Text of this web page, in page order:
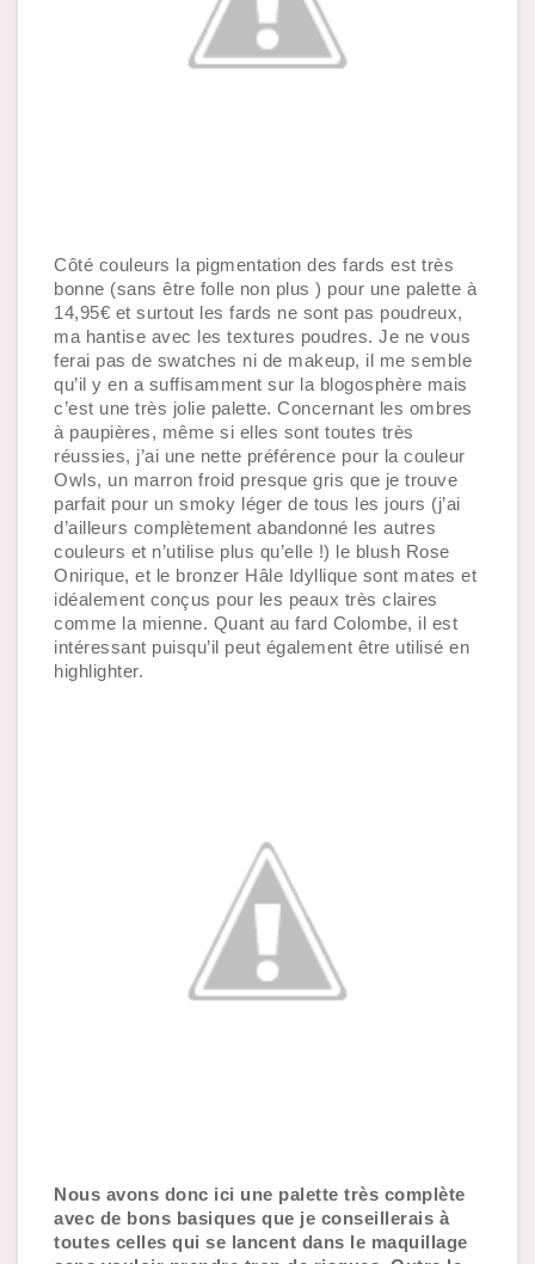
Côté couleurs la pigmentation des fards est très
bonne (sans être folle non plus ) pour une palette à
14,95€ et surtout les fards ne sont pas poudreux,
ma hantise avec les textures poudres. Je ne vous
ferai pas de swatches ni de makeup, il me semble
qu’il y en a suffisamment sur la blogosphère mais
c’est une très jolie palette. Concernant les ombres
à paupières, même si elles sont toutes très
réussies, j’ai une nette préférence pour la couleur
Owls, un marron froid presque gris que je trouve
parfait pour un smoky léger de tous les jours (j’ai
d’ailleurs complètement abandonné les autres
couleurs et n’utilise plus qu’elle !) le blush Rose
Onirique, et le bronzer Hâle Idyllique sont mates et
idéalement conçus pour les peaux très claires
comme la mienne. Quant au fard Colombe, il est
intéressant puisqu’il peut également être utilisé en
highlighter.
Nous avons donc ici une palette très complète
avec de bons basiques que je conseillerais à
toutes celles qui se lancent dans le maquillage